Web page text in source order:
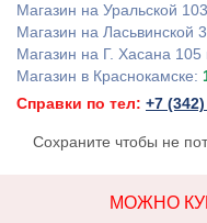
Магазин на Уральской
Магазин на Ласьвинской
Магазин на Г. Хасана 105
Магазин в Краснокамске:
Справки по тел: +7
Сохраните чтобы не
МОЖНО